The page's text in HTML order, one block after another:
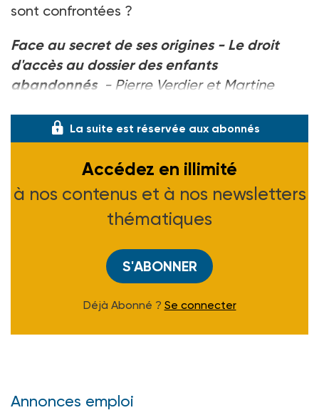
sont confrontées ?
Face au secret de ses origines - Le droit
d'accès au dossier des enfants
abandonnés - Pierre Verdier et Martine
La suite est réservée aux abonnés
Accédez en illimité
à nos contenus et à nos newsletters
thématiques
S'ABONNER
Déjà Abonné ? Se connecter
Annonces emploi